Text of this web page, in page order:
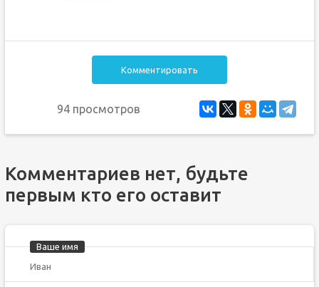
Комментировать
94 просмотров
Комментариев нет, будьте
первым кто его оставит
Ваше имя